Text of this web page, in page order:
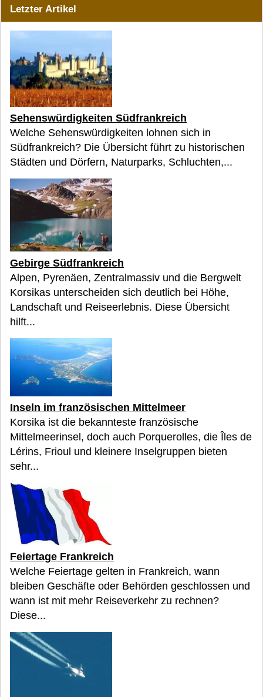
Letzter Artikel
Sehenswürdigkeiten Südfrankreich
Welche Sehenswürdigkeiten lohnen sich in
Südfrankreich? Die Übersicht führt zu historischen
Städten und Dörfern, Naturparks, Schluchten,...
Gebirge Südfrankreich
Alpen, Pyrenäen, Zentralmassiv und die Bergwelt
Korsikas unterscheiden sich deutlich bei Höhe,
Landschaft und Reiseerlebnis. Diese Übersicht
hilft...
Inseln im französischen Mittelmeer
Korsika ist die bekannteste französische
Mittelmeerinsel, doch auch Porquerolles, die Îles de
Lérins, Frioul und kleinere Inselgruppen bieten
sehr...
Feiertage Frankreich
Welche Feiertage gelten in Frankreich, wann
bleiben Geschäfte oder Behörden geschlossen und
wann ist mit mehr Reiseverkehr zu rechnen?
Diese...